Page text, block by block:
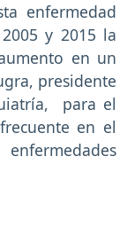
enfermedad
y 2015 la
en un
presidente
para el
en el